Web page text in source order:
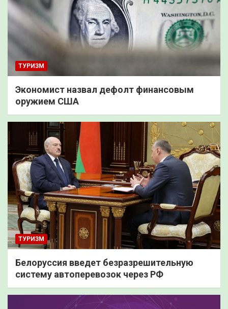
ТУРИЗМ
Экономист назвал дефолт финансовым
оружием США
ТУРИЗМ
Белоруссия введет безразрешительную
систему автоперевозок через РФ